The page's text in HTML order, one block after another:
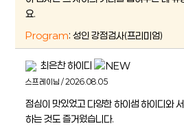
요.
Program: 성인 강점검사(프리미엄)
최은찬 하이디
스프레이님 / 2026.08.05
점심이 맛있었고 다양한 하이샘 하이디와
하는 것도 즐거웠습니다.